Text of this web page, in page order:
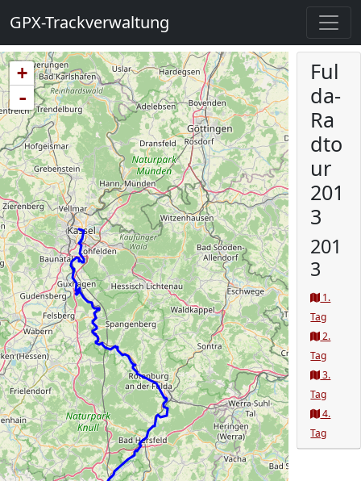
GPX-Trackverwaltung
+
-
Ful
da-
Ra
dto
ur
201
3
201
3
1.
Tag
2.
Tag
3.
Tag
4.
Tag